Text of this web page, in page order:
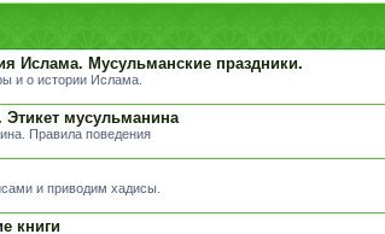
Ислама. Мусульманские праздники.
и о истории Ислама.
мусульманина
Правила поведения
и приводим хадисы.
книги